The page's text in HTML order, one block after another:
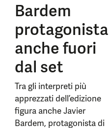
Bardem
protagonista
anche fuori
dal set
Tra gli interpreti più
apprezzati dell’edizione
figura anche Javier
Bardem, protagonista di